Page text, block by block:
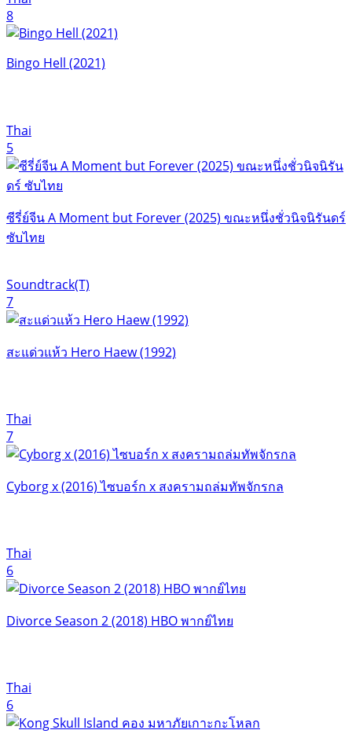
8
Bingo Hell (2021)
Thai
5
ซีรี่ย์จีน A Moment but Forever (2025) ขณะหนึ่งชั่วนิจนิรันดร์
ซับไทย
Soundtrack(T)
7
สะแด่วแห้ว Hero Haew (1992)
Thai
7
Cyborg x (2016) ไซบอร์ก x สงครามถล่มทัพจักรกล
Thai
6
Divorce Season 2 (2018) HBO พากย์ไทย
Thai
6